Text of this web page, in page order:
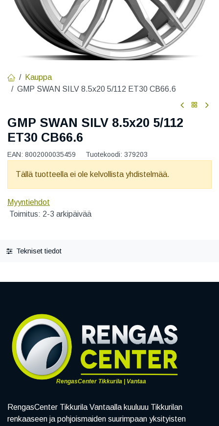
Kauppa
GMP SWAN SILV 8.5x20 5/112 ET30 CB66.6
GMP SWAN SILV 8.5x20 5/112
ET30 CB66.6
EAN: 8002000035459 Tuotekoodi: 379203
Tällä tuotteella ei ole kelvollista yhdistelmää.
Myyntiehdot
Toimitus: 2-3 arkipäivää
Tekniset tiedot
RengasCenter Tikkurila | Vantaa
RengasCenter Tikkurila Vantaalla kuuluuu Tikkurilan
renkaaseen ja pohjoismaiden suurimpaan yksityisten